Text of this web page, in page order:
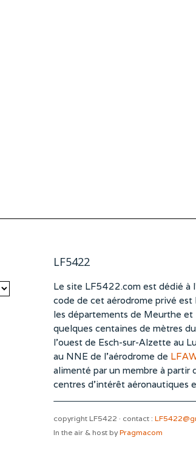
LF5422
Le site LF5422.com est dédié à
code de cet aérodrome privé est
les départements de Meurthe
quelques centaines de mètres
l’ouest de Esch-sur-Alzette au
au NNE de l’aérodrome de
alimenté par un membre à partir
centres d’intérêt aéronautiques
copyright LF5422 · contact :
In the air & host byPragmacom